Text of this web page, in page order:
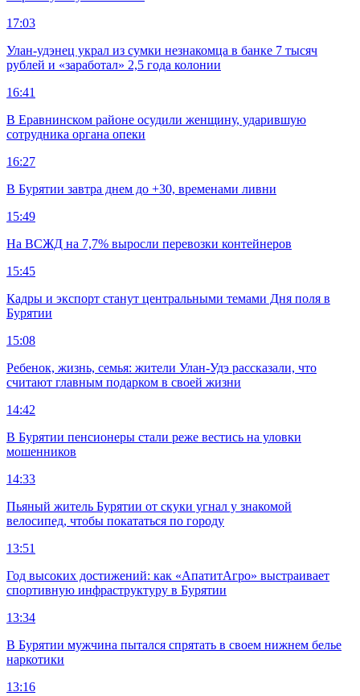
17:03
Улан-удэнец украл из сумки незнакомца в банке 7 тысяч
рублей и «заработал» 2,5 года колонии
16:41
В Еравнинском районе осудили женщину, ударившую
сотрудника органа опеки
16:27
В Бурятии завтра днем до +30, временами ливни
15:49
На ВСЖД на 7,7% выросли перевозки контейнеров
15:45
Кадры и экспорт станут центральными темами Дня поля в
Бурятии
15:08
Ребенок, жизнь, семья: жители Улан-Удэ рассказали, что
считают главным подарком в своей жизни
14:42
В Бурятии пенсионеры стали реже вестись на уловки
мошенников
14:33
Пьяный житель Бурятии от скуки угнал у знакомой
велосипед, чтобы покататься по городу
13:51
Год высоких достижений: как «АпатитАгро» выстраивает
спортивную инфраструктуру в Бурятии
13:34
В Бурятии мужчина пытался спрятать в своем нижнем белье
наркотики
13:16